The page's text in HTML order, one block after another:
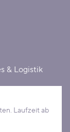
& Logistik
Laufzeit ab